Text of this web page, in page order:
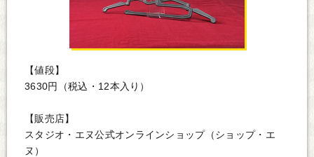
【値段】
3630円（税込・12本入り）
【販売店】
スタジオ・エヌ公式オンラインショップ（ショップ・エ
ヌ）